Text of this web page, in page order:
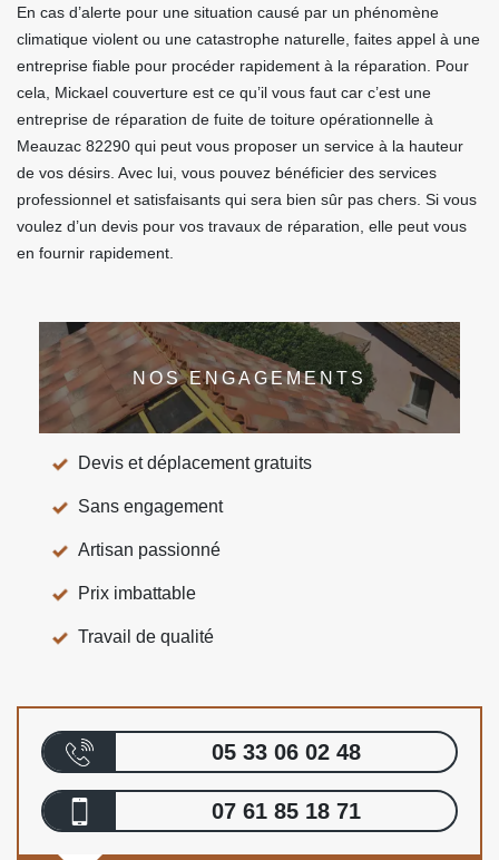
En cas d’alerte pour une situation causé par un phénomène
climatique violent ou une catastrophe naturelle, faites appel à une
entreprise fiable pour procéder rapidement à la réparation. Pour
cela, Mickael couverture est ce qu’il vous faut car c’est une
entreprise de réparation de fuite de toiture opérationnelle à
Meauzac 82290 qui peut vous proposer un service à la hauteur
de vos désirs. Avec lui, vous pouvez bénéficier des services
professionnel et satisfaisants qui sera bien sûr pas chers. Si vous
voulez d’un devis pour vos travaux de réparation, elle peut vous
en fournir rapidement.
NOS ENGAGEMENTS
Devis et déplacement gratuits
Sans engagement
Artisan passionné
Prix imbattable
Travail de qualité
05 33 06 02 48
07 61 85 18 71